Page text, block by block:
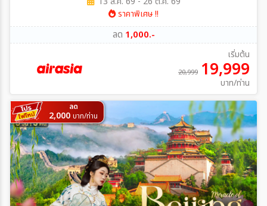
ราคาพิเศษ !!
ลด 1,000.-
เริ่มต้น
20,999 19,999
บาท/ท่าน
ลด
2,000 บาท/ท่าน